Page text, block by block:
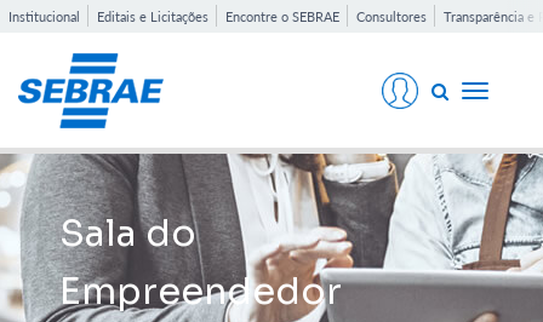
Institucional Editais e Licitações Encontre o SEBRAE Consultores Transparência e
Toggle
Sala do
Empreendedor